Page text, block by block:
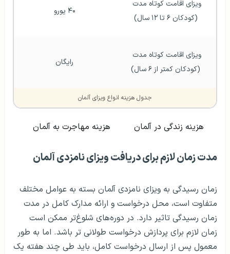
(کودکان ۶ تا ۱۲ سال)
۴۰ یورو
(کودکان کمتر از ۶ سال)
رایگان
جدول هزینه انواع ویزای آلمان
هزینه زندگی در آلمان هزینه مهاجرت به آلمان
مدت زمان لازم برای دریافت ویزای نامزدی آلمان
زمان رسیدگی به ویزای نامزدی آلمان بسته به عوامل مختلف
متفاوت است، محل درخواست و ارائه مدارک کامل در مدت
زمان رسیدگی تاثیر دارد. در دوره‌های شلوغ‌تر ممکن است
زمان لازم برای پردازش درخواست طولانی تر باشد. اما به طور
معمول پس از ارسال درخواست کامل، باید طی چند هفته یک